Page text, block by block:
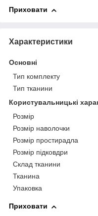
Приховати
Характеристики
Основні
Тип комплекту
Тип тканини
Користувальницькі
Розмір
Розмір наволочки
Розмір простирадла
Розмір підковдри
Склад тканини
Тканина
Упаковка
Приховати